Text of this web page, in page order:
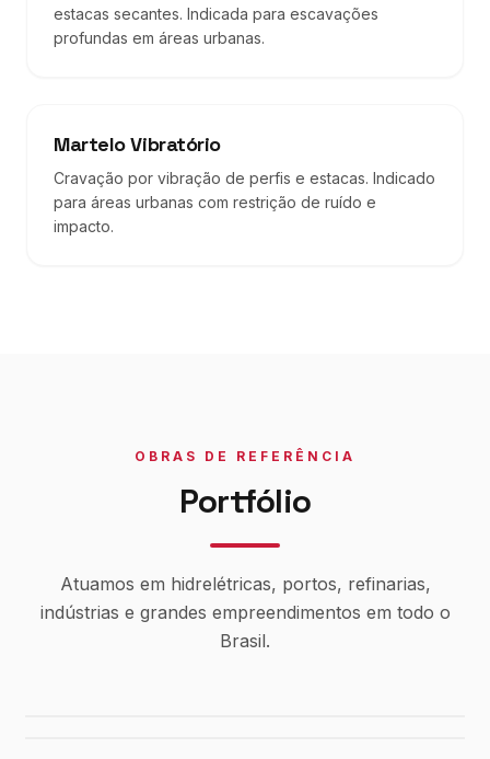
estacas secantes. Indicada para escavações
profundas em áreas urbanas.
Martelo Vibratório
Cravação por vibração de perfis e estacas. Indicado
para áreas urbanas com restrição de ruído e
impacto.
OBRAS DE REFERÊNCIA
Portfólio
Atuamos em hidrelétricas, portos, refinarias,
indústrias e grandes empreendimentos em todo o
Brasil.